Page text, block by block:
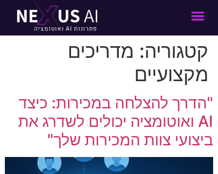
פתרונות AI ואוטומציה
קטגוריה: מדריכים
מקצועיים
"הדרך להצלחה במכירות: כיצד
AI ואוטומציה יכולים לשדרג את
ביצועי צוות המכירות שלך"